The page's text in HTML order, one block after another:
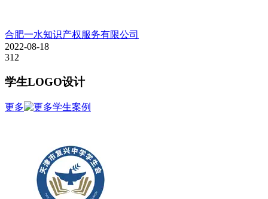
合肥一水知识产权服务有限公司
2022-08-18
312
学生LOGO设计
更多